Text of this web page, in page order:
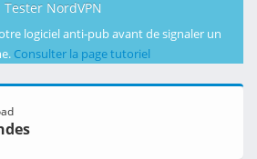
Tester NordVPN
logiciel anti-pub avant de signaler un
Consulter la page tutoriel